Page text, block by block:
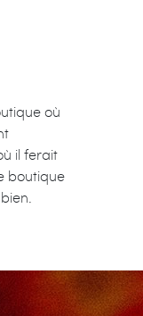
où
il ferait
boutique